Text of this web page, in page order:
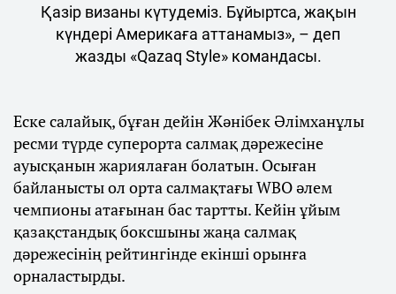
Қазір визаны күтудеміз. Бұйыртса, жақын
күндері Америкаға аттанамыз», – деп
жазды «Qazaq Style» командасы.
Еске салайық, бұған дейін Жәнібек Әлімханұлы
ресми түрде суперорта салмақ дәрежесіне
ауысқанын жариялаған болатын. Осыған
байланысты ол орта салмақтағы WBO әлем
чемпионы атағынан бас тартты. Кейін ұйым
қазақстандық боксшыны жаңа салмақ
дәрежесінің рейтингінде екінші орынға
орналастырды.